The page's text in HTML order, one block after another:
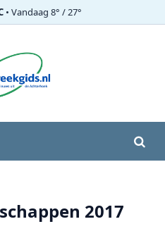
• Vandaag 8° / 27°
2017